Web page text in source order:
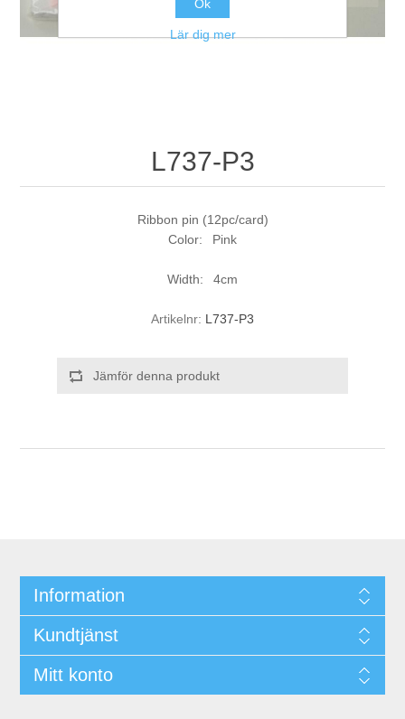
L737-P3
Ribbon pin (12pc/card)
Color: Pink
Width: 4cm
Artikelnr: L737-P3
Jämför denna produkt
Information
Kundtjänst
Mitt konto
Ok
Lär dig mer